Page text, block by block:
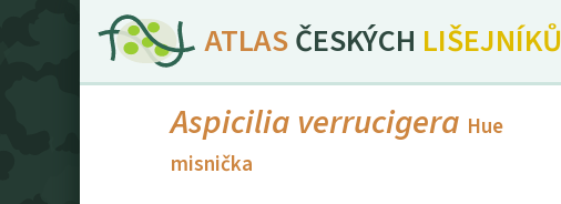
ATLASČESKÝCH LIŠEJNÍKŮ
Aspicilia verrucigera Hue
misnička